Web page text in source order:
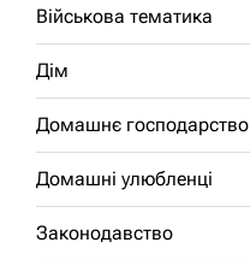
Військова тематика
Дім
Домашнє господарство
Домашні улюбленці
Законодавство